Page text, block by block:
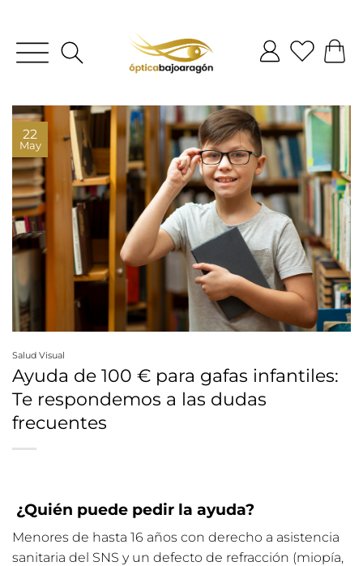
22
May
Salud Visual
Ayuda de 100 € para gafas infantiles:
Te respondemos a las dudas
frecuentes
¿Quién puede pedir la ayuda?
Menores de hasta 16 años con derecho a asistencia
sanitaria del SNS y un defecto de refracción (miopía,